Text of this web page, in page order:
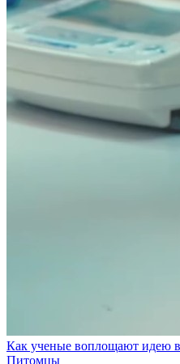
Как ученые воплощают идею
Питомцы